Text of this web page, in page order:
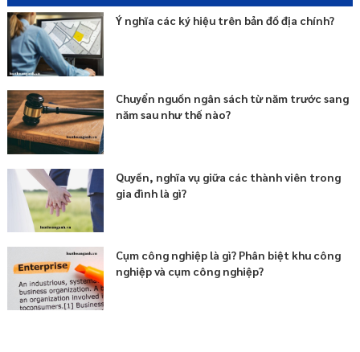
Ý nghĩa các ký hiệu trên bản đồ địa chính?
Chuyển nguồn ngân sách từ năm trước sang
năm sau như thế nào?
Quyền, nghĩa vụ giữa các thành viên trong
gia đình là gì?
Cụm công nghiệp là gì? Phân biệt khu công
nghiệp và cụm công nghiệp?